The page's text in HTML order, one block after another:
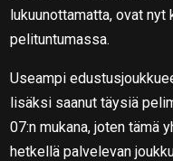
lukuunottamatta, ovat
pelituntumassa.
Useampi
lisäksi saanut täysiä
07:n mukana, joten tämä
hetkellä palvelevan